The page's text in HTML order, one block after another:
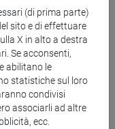
(di prima parte)
sito e di effettuare
X in alto a destra
Se acconsenti,
abilitano le
statistiche sul loro
condivisi
associarli ad altre
ecc.